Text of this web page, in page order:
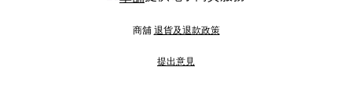
商舖退貨及退款政策
提出意見